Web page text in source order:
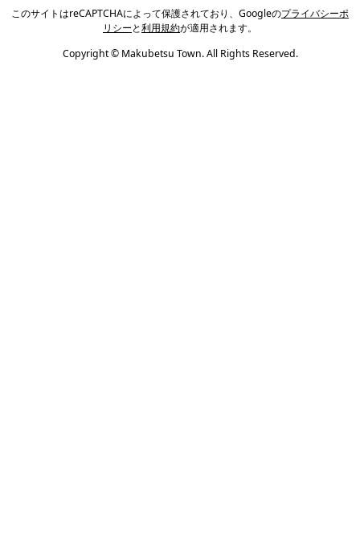
このサイトはreCAPTCHAによって保護されており、Googleのプライバシーポ
リシーと利用規約が適用されます。
Copyright © Makubetsu Town. All Rights Reserved.